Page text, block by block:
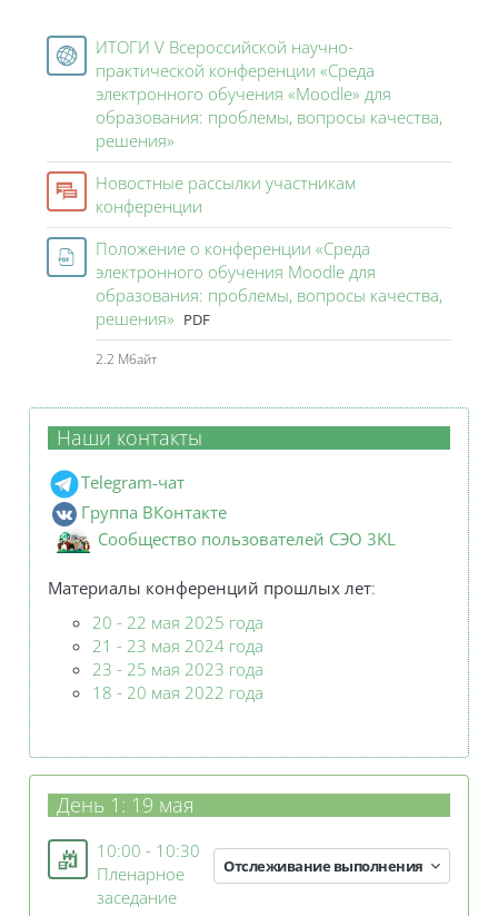
ИТОГИ V Всероссийской научно-
практической конференции «Среда
электронного обучения «Moodle» для
образования: проблемы, вопросы качества,
решения»
Новостные рассылки участникам
конференции
Положение о конференции «Среда
электронного обучения Moodle для
образования: проблемы, вопросы качества,
решения» Файл
PDF
2.2 Мбайт
Наши контакты
Telegram-чат
Группа ВКонтакте
Сообщеcтво пользователей СЭО 3KL
Материалы конференций прошлых лет:
20 - 22 мая 2025 года
21 - 23 мая 2024 года
23 - 25 мая 2023 года
18 - 20 мая 2022 года
День 1: 19 мая
10:00 - 10:30
Пленарное
заседаниеЗанятие 3KL
Отслеживание выполнения